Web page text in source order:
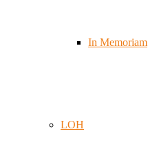
In Memoriam
LOH